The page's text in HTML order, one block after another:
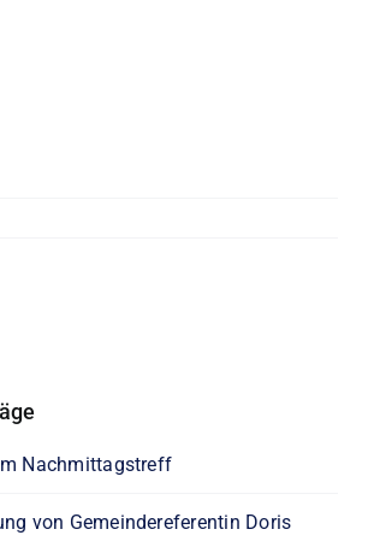
Nachmittagstreff
von Gemeindereferentin Doris